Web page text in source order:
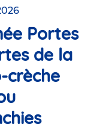
Portes
de la
crèche